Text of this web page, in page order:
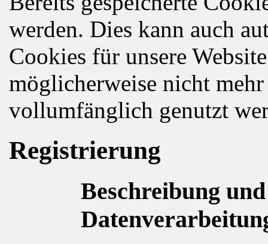
werden. Dies kann auch
Cookies für unsere
möglicherweise nicht
vollumfänglich genutzt
Registrierung
Beschreibung